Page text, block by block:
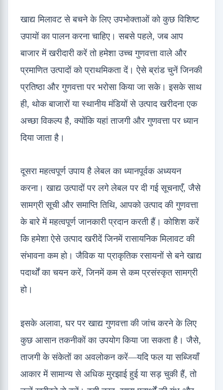
खाद्य मिलावट से बचने के लिए उपभोक्ताओं को कुछ विशिष्ट
उपायों का पालन करना चाहिए। सबसे पहले, जब आप
बाजार में खरीदारी करें तो हमेशा उच्च गुणवत्ता वाले और
प्रमाणित उत्पादों को प्राथमिकता दें। ऐसे ब्रांड चुनें जिनकी
प्रतिष्ठा और गुणवत्ता पर भरोसा किया जा सके। इसके साथ
ही, थोक बाजारों या स्थानीय मंडियों से उत्पाद खरीदना एक
अच्छा विकल्प है, क्योंकि यहां ताजगी और गुणवत्ता पर ध्यान
दिया जाता है।
दूसरा महत्वपूर्ण उपाय है लेबल का ध्यानपूर्वक अध्ययन
करना। खाद्य उत्पादों पर लगे लेबल पर दी गई सूचनाएँ, जैसे
सामग्री सूची और समाप्ति तिथि, आपको उत्पाद की गुणवत्ता
के बारे में महत्वपूर्ण जानकारी प्रदान करती हैं। कोशिश करें
कि हमेशा ऐसे उत्पाद खरीदें जिनमें रासायनिक मिलावट की
संभावना कम हो। जैविक या प्राकृतिक रसायनों से बने खाद्य
पदार्थों का चयन करें, जिनमें कम से कम प्रसंस्कृत सामग्री
हो।
इसके अलावा, घर पर खाद्य गुणवत्ता की जांच करने के लिए
कुछ आसान तकनीकों का उपयोग किया जा सकता है। जैसे,
ताजगी के संकेतों का अवलोकन करें—यदि फल या सब्जियाँ
आकार में सामान्य से अधिक मुरझाई हुई या सड़ चुकी हैं, तो